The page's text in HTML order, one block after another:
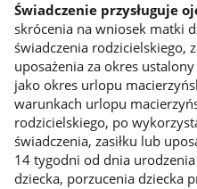
Świadczenie przysługuje
skrócenia na wniosek matki
świadczenia rodzicielskiego,
uposażenia za okres
jako okres urlopu
warunkach urlopu
rodzicielskiego, po
świadczenia, zasiłku lub
14 tygodni od dnia
dziecka, porzucenia dziecka